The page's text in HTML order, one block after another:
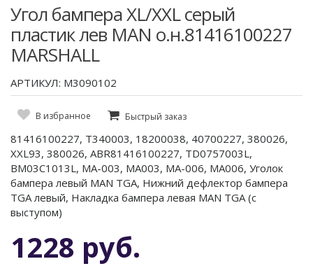
Угол бампера XL/XXL серый
пластик лев MAN о.н.81416100227
MARSHALL
АРТИКУЛ: M3090102
В избранное Быстрый заказ
81416100227, T340003, 18200038, 40700227, 380026,
XXL93, 380026, ABR81416100227, TD0757003L,
BM03C1013L, MA-003, MA003, MA-006, MA006, Уголок
бампера левый MAN TGA, Нижний дефлектор бампера
TGA левый, Накладка бампера левая MAN TGA (с
выступом)
1228 руб.